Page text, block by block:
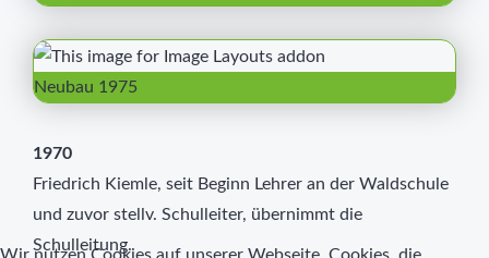
Neubau 1975
1970
Friedrich Kiemle, seit Beginn Lehrer an der Waldschule
und zuvor stellv. Schulleiter, übernimmt die
Schulleitung.